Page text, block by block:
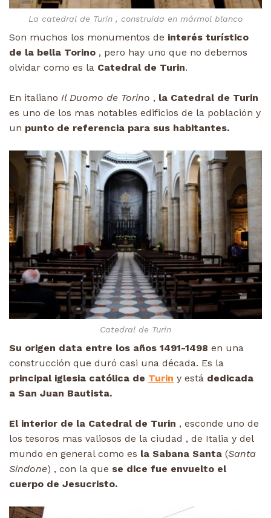
La catedral de Turin , construida en mármol blanco
Son muchos los monumentos de interés turístico
de la bella Torino , pero hay uno que no debemos
olvidar como es la Catedral de Turin.
En italiano Il Duomo de Torino , la Catedral de Turin
es uno de los mas notables edificios de la población y
un punto de referencia para sus habitantes.
Catedral de Turin
Su origen data entre los años 1491-1498 en una
construcción que duró casi una década. Es la
principal iglesia católica de Turin y está dedicada
a San Juan Bautista.
El interior de la Catedral de Turin , esconde uno de
los tesoros mas valiosos de la ciudad , de Italia y del
mundo en general como es la Sabana Santa (Santa
Sindone) , con la que se dice fue envuelto el
cuerpo de Jesucristo.